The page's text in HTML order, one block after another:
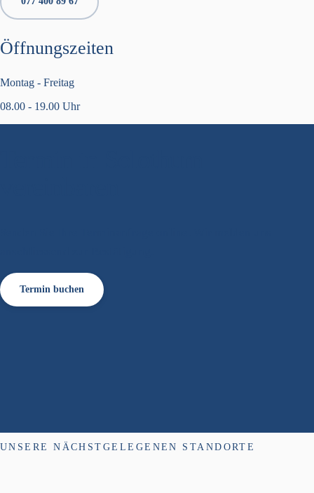
Öffnungszeiten
Montag - Freitag
08.00 - 19.00 Uhr
Termin buchen
UNSERE NÄCHSTGELEGENEN STANDORTE